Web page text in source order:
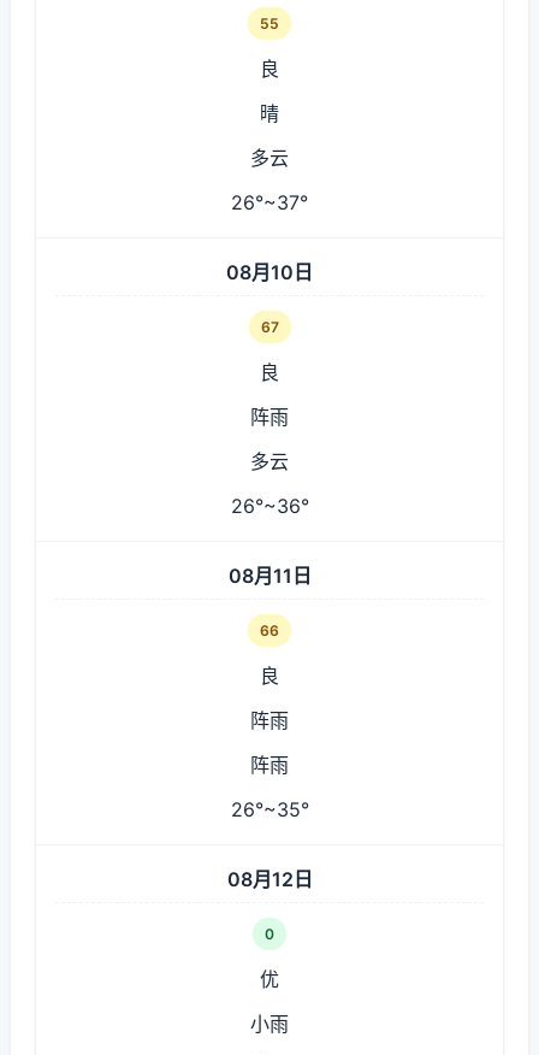
55
良
晴
多云
26°~37°
08月10日
67
良
阵雨
多云
26°~36°
08月11日
66
良
阵雨
阵雨
26°~35°
08月12日
0
优
小雨